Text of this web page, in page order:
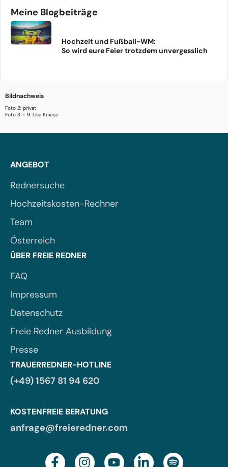
Meine Blogbeiträge
Hochzeit und Fußball-WM:
So wird eure Feier trotzdem unvergesslich
Bildnachweis
Foto 2: privat
Foto 3 – 9: Lisa Kniess
ANGEBOT
Rednersuche
Hochzeitskosten-Rechner
Team
Österreich
ÜBER FREIE REDNER
FAQ
Impressum
Datenschutz
Freie Redner Ausbildung
Presse
TRAUERREDNER-HOTLINE
(+49) 1567 81 94 620
KOSTENFREIE BERATUNG
anfrage@freieredner.com